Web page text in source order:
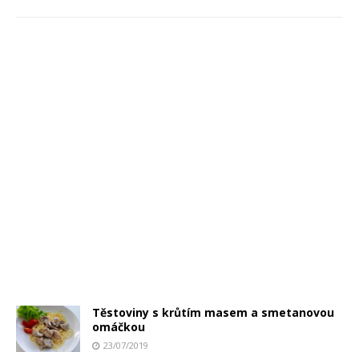
Těstoviny s krůtím masem a smetanovou
omáčkou
23/07/2019